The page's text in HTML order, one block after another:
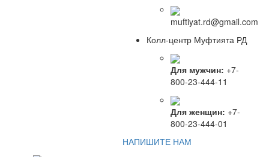
muftiyat.rd@gmail.com
Колл-центр Муфтията РД
Для мужчин: +7-
800-23-444-11
Для женщин: +7-
800-23-444-01
НАПИШИТЕ НАМ